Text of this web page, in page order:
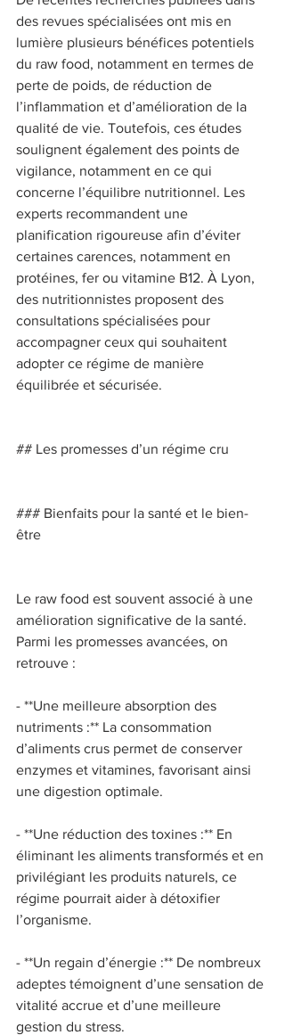
des revues spécialisées ont mis en
lumière plusieurs bénéfices potentiels
du raw food, notamment en termes de
perte de poids, de réduction de
l’inflammation et d’amélioration de la
qualité de vie. Toutefois, ces études
soulignent également des points de
vigilance, notamment en ce qui
concerne l’équilibre nutritionnel. Les
experts recommandent une
planification rigoureuse afin d’éviter
certaines carences, notamment en
protéines, fer ou vitamine B12. À Lyon,
des nutritionnistes proposent des
consultations spécialisées pour
accompagner ceux qui souhaitent
adopter ce régime de manière
équilibrée et sécurisée.
## Les promesses d’un régime cru
### Bienfaits pour la santé et le bien-
être
Le raw food est souvent associé à une
amélioration significative de la santé.
Parmi les promesses avancées, on
retrouve :
- **Une meilleure absorption des
nutriments :** La consommation
d’aliments crus permet de conserver
enzymes et vitamines, favorisant ainsi
une digestion optimale.
- **Une réduction des toxines :** En
éliminant les aliments transformés et en
privilégiant les produits naturels, ce
régime pourrait aider à détoxifier
l’organisme.
- **Un regain d’énergie :** De nombreux
adeptes témoignent d’une sensation de
vitalité accrue et d’une meilleure
gestion du stress.